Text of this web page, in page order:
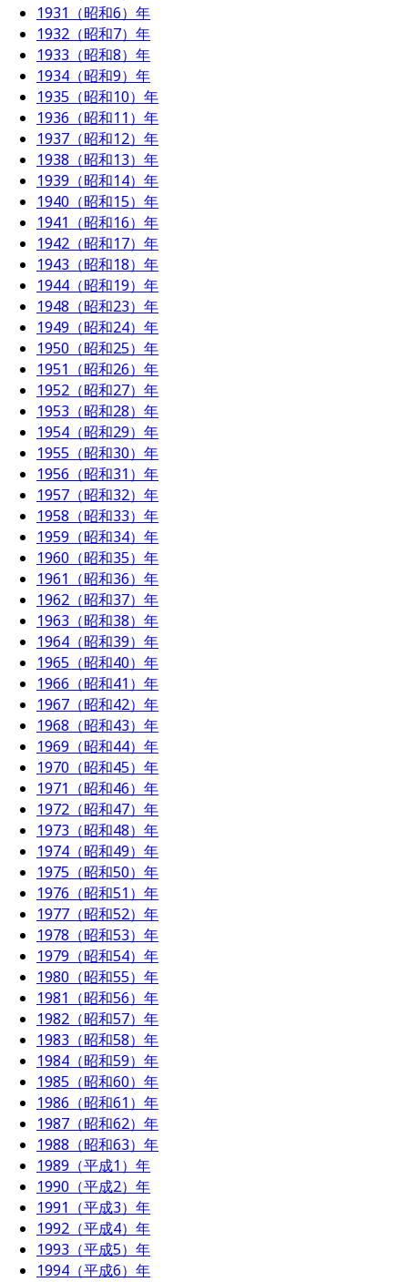
1931（昭和6）年
1932（昭和7）年
1933（昭和8）年
1934（昭和9）年
1935（昭和10）年
1936（昭和11）年
1937（昭和12）年
1938（昭和13）年
1939（昭和14）年
1940（昭和15）年
1941（昭和16）年
1942（昭和17）年
1943（昭和18）年
1944（昭和19）年
1948（昭和23）年
1949（昭和24）年
1950（昭和25）年
1951（昭和26）年
1952（昭和27）年
1953（昭和28）年
1954（昭和29）年
1955（昭和30）年
1956（昭和31）年
1957（昭和32）年
1958（昭和33）年
1959（昭和34）年
1960（昭和35）年
1961（昭和36）年
1962（昭和37）年
1963（昭和38）年
1964（昭和39）年
1965（昭和40）年
1966（昭和41）年
1967（昭和42）年
1968（昭和43）年
1969（昭和44）年
1970（昭和45）年
1971（昭和46）年
1972（昭和47）年
1973（昭和48）年
1974（昭和49）年
1975（昭和50）年
1976（昭和51）年
1977（昭和52）年
1978（昭和53）年
1979（昭和54）年
1980（昭和55）年
1981（昭和56）年
1982（昭和57）年
1983（昭和58）年
1984（昭和59）年
1985（昭和60）年
1986（昭和61）年
1987（昭和62）年
1988（昭和63）年
1989（平成1）年
1990（平成2）年
1991（平成3）年
1992（平成4）年
1993（平成5）年
1994（平成6）年